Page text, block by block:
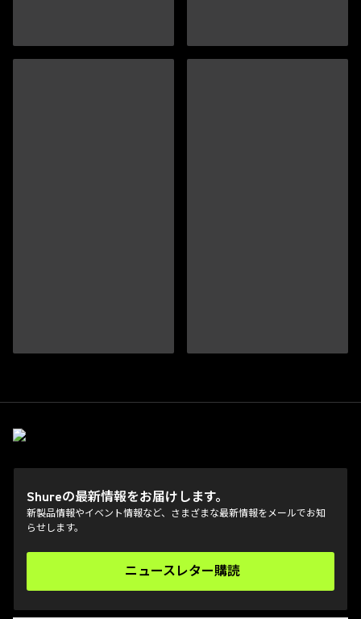
Shureの最新情報をお届けします。
新製品情報やイベント情報など、さまざまな最新情報をメールでお知
らせします。
ニュースレター購読
(Opens in a new tab)